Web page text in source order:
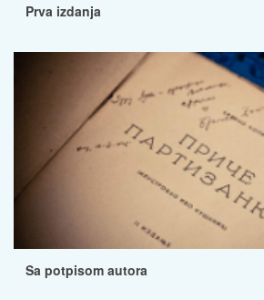
Prva izdanja
Sa potpisom autora